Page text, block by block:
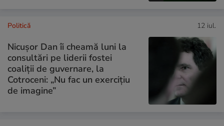
Politică 12 iul.
Nicușor Dan îi cheamă luni la
consultări pe liderii fostei
coaliții de guvernare, la
Cotroceni: „Nu fac un exercițiu
de imagine”